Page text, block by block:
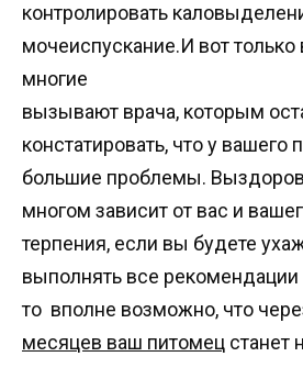
контролировать
мочеиспускание.И вот только
многие
вызывают врача, которым
констатировать, что у вашего
большие проблемы.
многом зависит от вас и
терпения, если вы будете
выполнять все рекомендации
то вполне возможно, что
месяцев ваш питомец станет